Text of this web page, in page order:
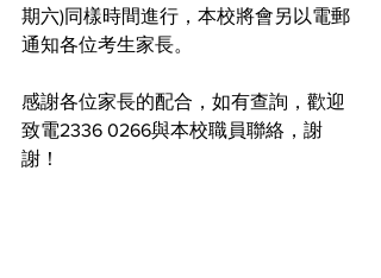
期六)同樣時間進行，本校將會另以電郵
通知各位考生家長。
感謝各位家長的配合，如有查詢，歡迎
致電2336 0266與本校職員聯絡，謝
謝！